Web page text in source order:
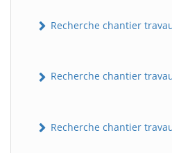
Recherche chantier
Recherche chantier
Recherche chantier